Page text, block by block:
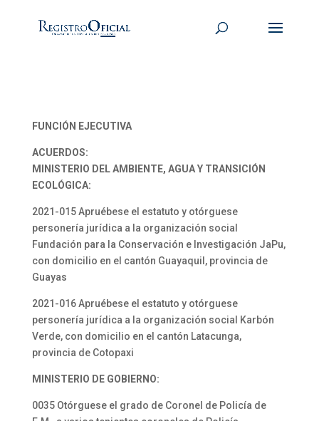
FUNCIÓN EJECUTIVA
ACUERDOS:
MINISTERIO DEL AMBIENTE, AGUA Y TRANSICIÓN
ECOLÓGICA:
2021-015 Apruébese el estatuto y otórguese
personería jurídica a la organización social
Fundación para la Conservación e Investigación JaPu,
con domicilio en el cantón Guayaquil, provincia de
Guayas
2021-016 Apruébese el estatuto y otórguese
personería jurídica a la organización social Karbón
Verde, con domicilio en el cantón Latacunga,
provincia de Cotopaxi
MINISTERIO DE GOBIERNO:
0035 Otórguese el grado de Coronel de Policía de